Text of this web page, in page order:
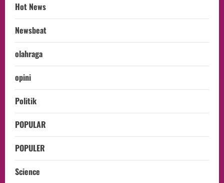
Hot News
Newsbeat
olahraga
opini
Politik
POPULAR
POPULER
Science